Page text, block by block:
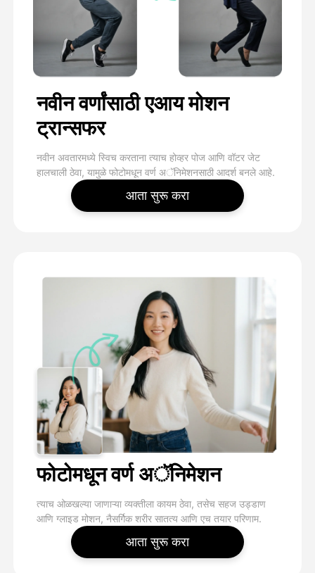
नवीन वर्णांसाठी एआय मोशन
ट्रान्सफर
नवीन अवतारमध्ये स्विच करताना त्याच होव्हर पोज आणि वॉटर जेट
हालचाली ठेवा, यामुळे फोटोमधून वर्ण अॅनिमेशनसाठी आदर्श बनले आहे.
आता सुरू करा
फोटोमधून वर्ण अॅनिमेशन
त्याच ओळखल्या जाणाऱ्या व्यक्तीला कायम ठेवा, तसेच सहज उड्डाण
आणि ग्लाइड मोशन, नैसर्गिक शरीर सातत्य आणि एच तयार परिणाम.
आता सुरू करा